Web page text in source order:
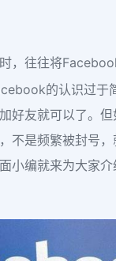
，往往将
的认识过于
好友就可以了。但
不是频繁被封号
小编就来为大家